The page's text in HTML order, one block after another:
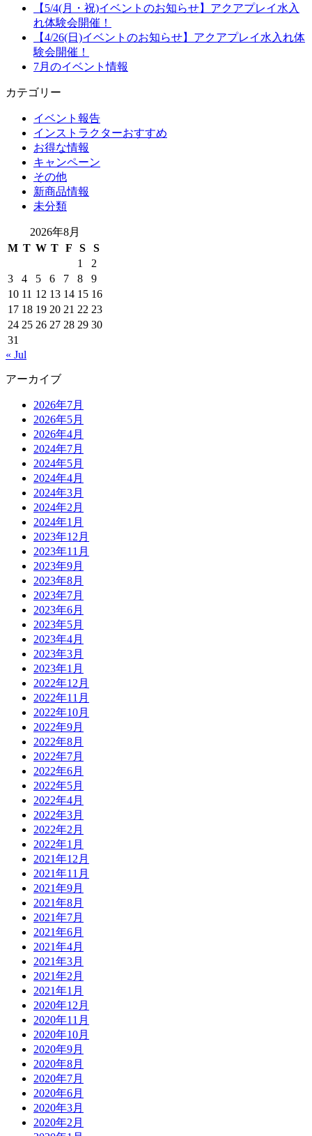
【5/4(月・祝)イベントのお知らせ】アクアプレイ水入
れ体験会開催！
【4/26(日)イベントのお知らせ】アクアプレイ水入れ体
験会開催！
7月のイベント情報
カテゴリー
イベント報告
インストラクターおすすめ
お得な情報
キャンペーン
その他
新商品情報
未分類
2026年8月
M T W T F S
S
1
2
3
4 5 6 7 8
9
10 11 12 13 14 15 16
17 18 19 20 21 22 23
24 25 26 27 28 29 30
31
« Jul
アーカイブ
2026年7月
2026年5月
2026年4月
2024年7月
2024年5月
2024年4月
2024年3月
2024年2月
2024年1月
2023年12月
2023年11月
2023年9月
2023年8月
2023年7月
2023年6月
2023年5月
2023年4月
2023年3月
2023年1月
2022年12月
2022年11月
2022年10月
2022年9月
2022年8月
2022年7月
2022年6月
2022年5月
2022年4月
2022年3月
2022年2月
2022年1月
2021年12月
2021年11月
2021年9月
2021年8月
2021年7月
2021年6月
2021年4月
2021年3月
2021年2月
2021年1月
2020年12月
2020年11月
2020年10月
2020年9月
2020年8月
2020年7月
2020年6月
2020年3月
2020年2月